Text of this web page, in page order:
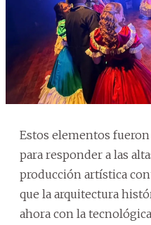
Estos elementos
para responder a las
producción artística
que la arquitectura
ahora con la